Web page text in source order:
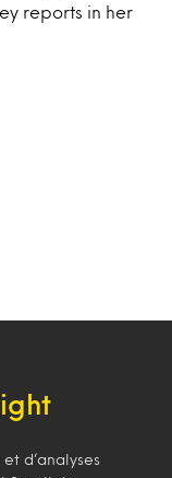
reports in her
d’analyses